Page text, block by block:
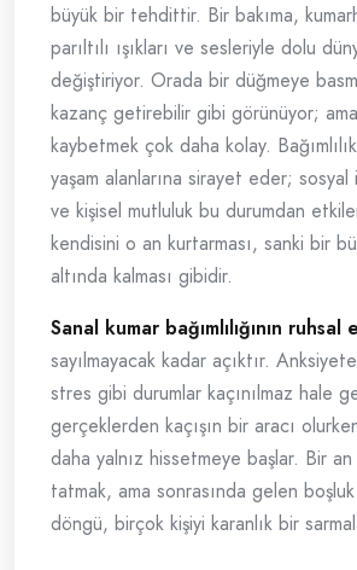
büyük bir tehdittir. Bir bakıma,
parıltılı ışıkları ve sesleriyle dolu
değiştiriyor. Orada bir düğmeye
kazanç getirebilir gibi görünüyor;
kaybetmek çok daha kolay.
yaşam alanlarına sirayet eder; sosyal
ve kişisel mutluluk bu durumdan
kendisini o an kurtarması, sanki bir
altında kalması gibidir.
Sanal kumar bağımlılığının
sayılmayacak kadar açıktır.
stres gibi durumlar kaçınılmaz hale
gerçeklerden kaçışın bir aracı
daha yalnız hissetmeye başlar. Bir
tatmak, ama sonrasında gelen
döngü, birçok kişiyi karanlık bir